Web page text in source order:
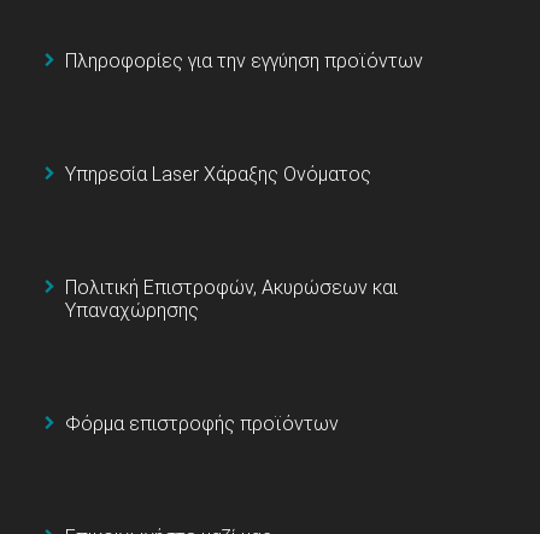
Πληροφορίες για την εγγύηση προϊόντων
Υπηρεσία Laser Χάραξης Ονόματος
Πολιτική Επιστροφών, Ακυρώσεων και
Υπαναχώρησης
Φόρμα επιστροφής προϊόντων